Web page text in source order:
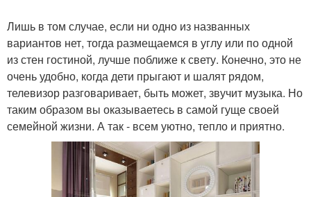
Лишь в том случае, если ни одно из названных
вариантов нет, тогда размещаемся в углу или по одной
из стен гостиной, лучше поближе к свету. Конечно, это не
очень удобно, когда дети прыгают и шалят рядом,
телевизор разговаривает, быть может, звучит музыка. Но
таким образом вы оказываетесь в самой гуще своей
семейной жизни. А так - всем уютно, тепло и приятно.